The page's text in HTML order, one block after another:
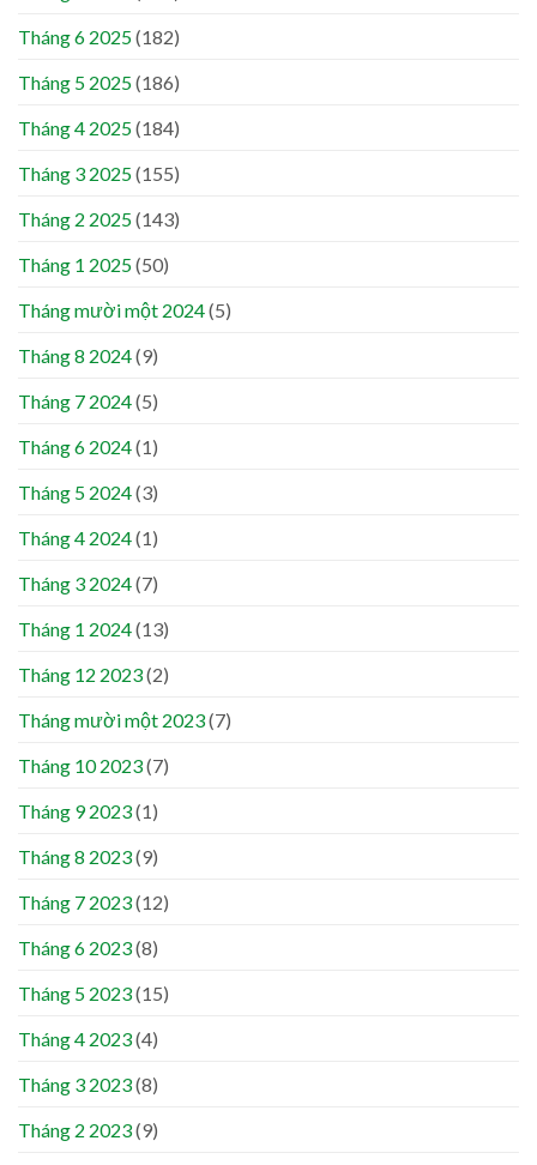
Tháng 6 2025(182)
Tháng 5 2025(186)
Tháng 4 2025(184)
Tháng 3 2025(155)
Tháng 2 2025(143)
Tháng 1 2025(50)
Tháng mười một 2024(5)
Tháng 8 2024(9)
Tháng 7 2024(5)
Tháng 6 2024(1)
Tháng 5 2024(3)
Tháng 4 2024(1)
Tháng 3 2024(7)
Tháng 1 2024(13)
Tháng 12 2023(2)
Tháng mười một 2023(7)
Tháng 10 2023(7)
Tháng 9 2023(1)
Tháng 8 2023(9)
Tháng 7 2023(12)
Tháng 6 2023(8)
Tháng 5 2023(15)
Tháng 4 2023(4)
Tháng 3 2023(8)
Tháng 2 2023(9)